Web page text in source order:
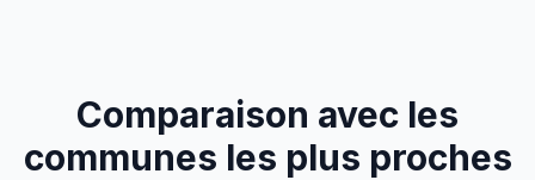
Comparaison avec les
communes les plus proches